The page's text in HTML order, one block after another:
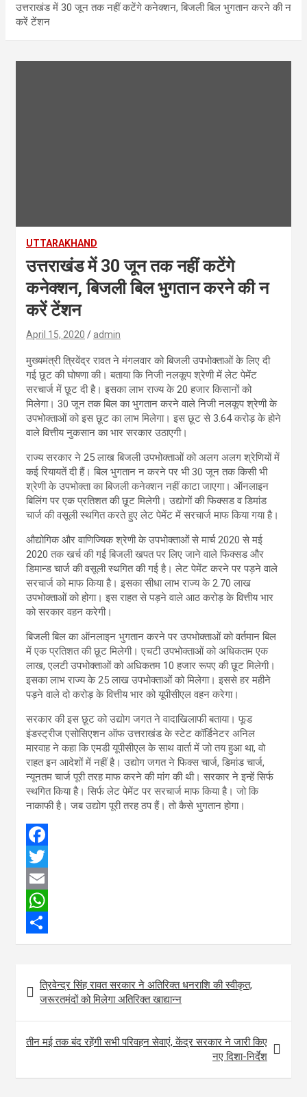
उत्तराखंड में 30 जून तक नहीं कटेंगे कनेक्शन, बिजली बिल भुगतान करने की न
करें टेंशन
UTTARAKHAND
उत्तराखंड में 30 जून तक नहीं कटेंगे
कनेक्शन, बिजली बिल भुगतान करने की न
करें टेंशन
April 15, 2020 admin
मुख्यमंत्री त्रिवेंद्र रावत ने मंगलवार को बिजली उपभोक्ताओं के लिए दी
गई छूट की घोषणा की। बताया कि निजी नलकूप श्रेणी में लेट पेमेंट
सरचार्ज में छूट दी है। इसका लाभ राज्य के 20 हजार किसानों को
मिलेगा। 30 जून तक बिल का भुगतान करने वाले निजी नलकूप श्रेणी के
उपभोक्ताओं को इस छूट का लाभ मिलेगा। इस छूट से 3.64 करोड़ के होने
वाले वित्तीय नुकसान का भार सरकार उठाएगी।
राज्य सरकार ने 25 लाख बिजली उपभोक्ताओं को अलग अलग श्रेणियों में
कई रियायतें दी हैं। बिल भुगतान न करने पर भी 30 जून तक किसी भी
श्रेणी के उपभोक्ता का बिजली कनेक्शन नहीं काटा जाएगा। ऑनलाइन
बिलिंग पर एक प्रतिशत की छूट मिलेगी। उद्योगों की फिक्सड व डिमांड
चार्ज की वसूली स्थगित करते हुए लेट पेमेंट में सरचार्ज माफ किया गया है।
औद्योगिक और वाणिज्यिक श्रेणी के उपभोक्ताओं से मार्च 2020 से मई
2020 तक खर्च की गई बिजली खपत पर लिए जाने वाले फिक्सड और
डिमान्ड चार्ज की वसूली स्थगित की गई है। लेट पेमेंट करने पर पड़ने वाले
सरचार्ज को माफ किया है। इसका सीधा लाभ राज्य के 2.70 लाख
उपभोक्ताओं को होगा। इस राहत से पड़ने वाले आठ करोड़ के वित्तीय भार
को सरकार वहन करेगी।
बिजली बिल का ऑनलाइन भुगतान करने पर उपभोक्ताओं को वर्तमान बिल
में एक प्रतिशत की छूट मिलेगी। एचटी उपभोक्ताओं को अधिकतम एक
लाख, एलटी उपभोक्ताओं को अधिकतम 10 हजार रूपए की छूट मिलेगी।
इसका लाभ राज्य के 25 लाख उपभोक्ताओं को मिलेगा। इससे हर महीने
पड़ने वाले दो करोड़ के वित्तीय भार को यूपीसीएल वहन करेगा।
सरकार की इस छूट को उद्योग जगत ने वादाखिलाफी बताया। फूड
इंडस्ट्रीज एसोसिएशन ऑफ उत्तराखंड के स्टेट कॉर्डिनेटर अनिल
मारवाह ने कहा कि एमडी यूपीसीएल के साथ वार्ता में जो तय हुआ था, वो
राहत इन आदेशों में नहीं है। उद्योग जगत ने फिक्स चार्ज, डिमांड चार्ज,
न्यूनतम चार्ज पूरी तरह माफ करने की मांग की थी। सरकार ने इन्हें सिर्फ
स्थगित किया है। सिर्फ लेट पेमेंट पर सरचार्ज माफ किया है। जो कि
नाकाफी है। जब उद्योग पूरी तरह ठप हैं। तो कैसे भुगतान होगा।
F
a
c
e
b
o
T
w
t
e
E
m
a
l
W
h
t
p
S
a
Post
navigation
त्रिवेन्द्र सिंह रावत सरकार ने अतिरिक्त धनराशि की स्वीकृत,
जरूरतमंदों को मिलेगा अतिरिक्त खाद्यान्न
तीन मई तक बंद रहेंगी सभी परिवहन सेवाएं, केंद्र सरकार ने जारी किए
नए दिशा-निर्देश